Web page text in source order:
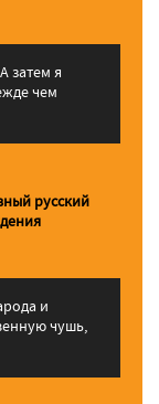
затем я
чем
русский
и
чушь,